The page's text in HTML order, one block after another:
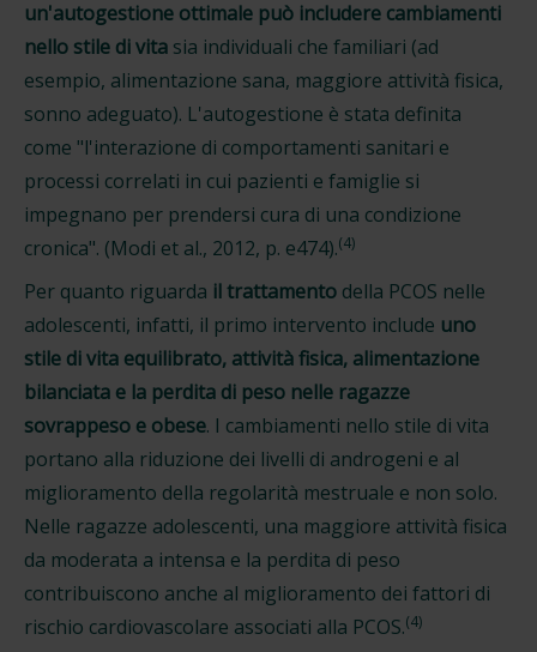
un'autogestione ottimale può includere cambiamenti
nello stile di vita sia individuali che familiari (ad
esempio, alimentazione sana, maggiore attività fisica,
sonno adeguato). L'autogestione è stata definita
come "l'interazione di comportamenti sanitari e
processi correlati in cui pazienti e famiglie si
impegnano per prendersi cura di una condizione
cronica". (Modi et al., 2012, p. e474).(4)
Per quanto riguarda iltrattamento della PCOS nelle
adolescenti, infatti, il primo intervento include uno
stile di vita equilibrato, attività fisica, alimentazione
bilanciata e la perdita di peso nelle ragazze
sovrappeso e obese. I cambiamenti nello stile di vita
portano alla riduzione dei livelli di androgeni e al
miglioramento della regolarità mestruale e non solo.
Nelle ragazze adolescenti, una maggiore attività fisica
da moderata a intensa e la perdita di peso
contribuiscono anche al miglioramento dei fattori di
rischio cardiovascolare associati alla PCOS.(4)